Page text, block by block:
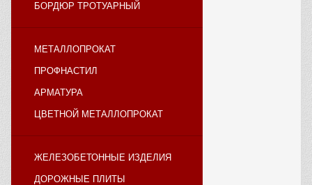
БОРДЮР ТРОТУАРНЫЙ
МЕТАЛЛОПРОКАТ
ПРОФНАСТИЛ
АРМАТУРА
ЦВЕТНОЙ МЕТАЛЛОПРОКАТ
ЖЕЛЕЗОБЕТОННЫЕ ИЗДЕЛИЯ
ДОРОЖНЫЕ ПЛИТЫ